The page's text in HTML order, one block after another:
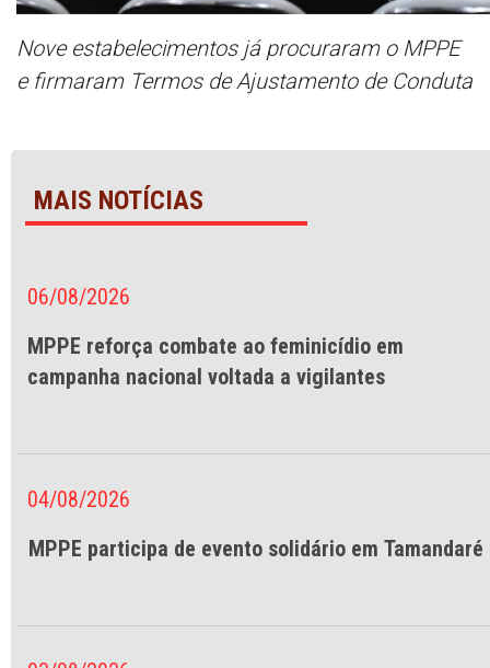
Nove estabelecimentos já procuraram o MPPE
e firmaram Termos de Ajustamento de Conduta
MAIS NOTÍCIAS
06/08/2026
MPPE reforça combate ao feminicídio em
campanha nacional voltada a vigilantes
04/08/2026
MPPE participa de evento solidário em Tamandaré